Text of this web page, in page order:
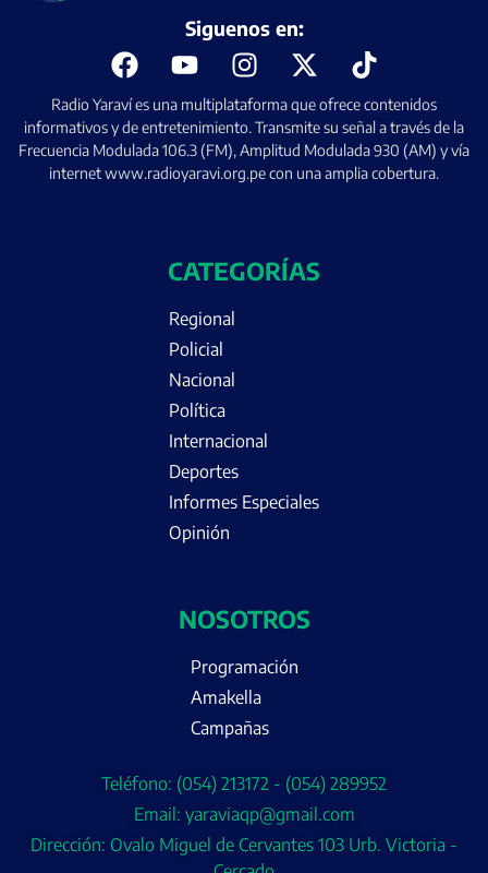
Radio Yaraví es una multiplataforma que ofrece contenidos
informativos y de entretenimiento. Transmite su señal a través de la
Frecuencia Modulada 106.3 (FM), Amplitud Modulada 930 (AM) y vía
internet www.radioyaravi.org.pe con una amplia cobertura.
Siguenos en:
CATEGORÍAS
Regional
Policial
Nacional
Política
Internacional
Deportes
Informes Especiales
Opinión
NOSOTROS
Programación
Amakella
Campañas
Teléfono: (054) 213172 - (054) 289952
Email: yaraviaqp@gmail.com
Dirección: Ovalo Miguel de Cervantes 103 Urb. Victoria -